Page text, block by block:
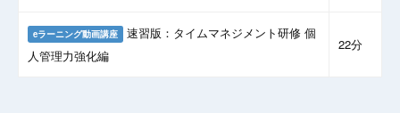
eラーニング動画講座 速習版：タイムマネジメント研修 個
人管理力強化編
22分